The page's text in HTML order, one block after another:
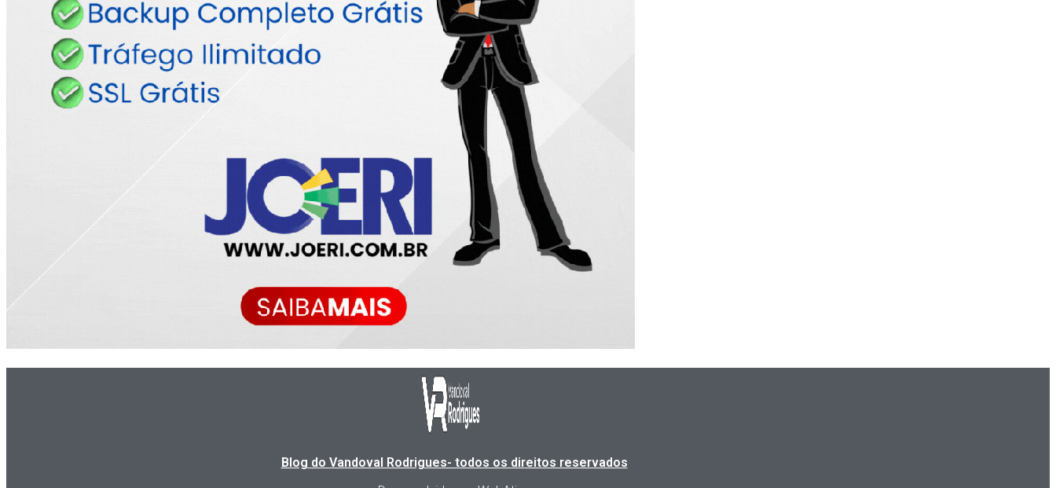
Blog do Vandoval Rodrigues- todos os direitos reservados